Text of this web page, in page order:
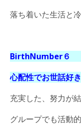
落ち着いた生活と
BirthNumber６
心配性でお世話好
充実した、努力が
グループでも活動